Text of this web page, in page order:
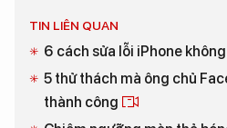
Theo Báo Diễn đàn đầu
http://vnreview.vn/tu-van-di-